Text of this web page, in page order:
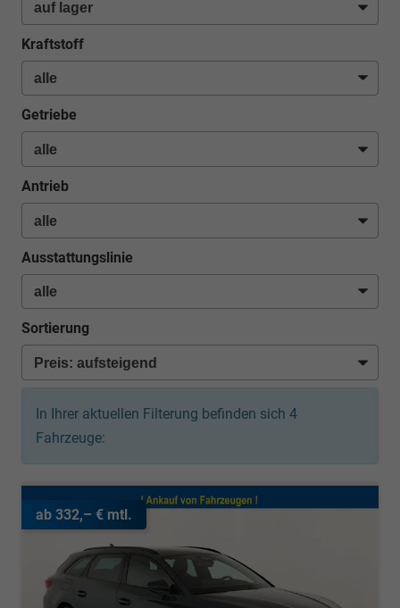
Kraftstoff
Getriebe
Antrieb
Ausstattungslinie
Sortierung
In Ihrer aktuellen Filterung befinden sich 4
Fahrzeuge:
ab 332,– € mtl.